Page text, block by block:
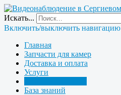
Искать...
Включить/выключить навигацию
Главная
Запчасти для камер
Доставка и оплата
Услуги
База знаний